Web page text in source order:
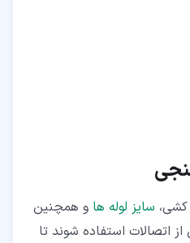
کشی، سایز لوله ها و همچنین
اتصالات استفاده شوند تا